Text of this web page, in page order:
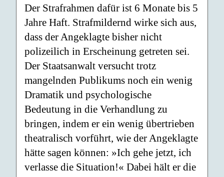
Der Strafrahmen dafür ist 6 Monate bis 5
Jahre Haft. Strafmildernd wirke sich aus,
dass der Angeklagte bisher nicht
polizeilich in Erscheinung getreten sei.
Der Staatsanwalt versucht trotz
mangelnden Publikums noch ein wenig
Dramatik und psychologische
Bedeutung in die Verhandlung zu
bringen, indem er ein wenig übertrieben
theatralisch vorführt, wie der Angeklagte
hätte sagen können: »Ich gehe jetzt, ich
verlasse die Situation!« Dabei hält er die